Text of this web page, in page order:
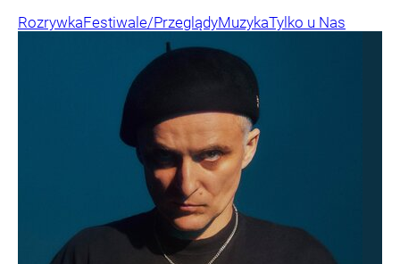
RozrywkaFestiwale/PrzeglądyMuzykaTylko u Nas